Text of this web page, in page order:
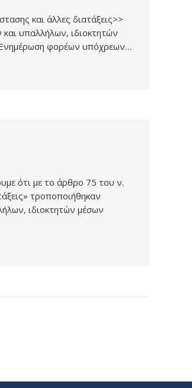
και άλλες διατάξεις>>
υπαλλήλων, ιδιοκτητών
φορέων υπόχρεων…
ότι με το άρθρο 75 του ν.
τροποποιήθηκαν
ιδιοκτητών μέσων